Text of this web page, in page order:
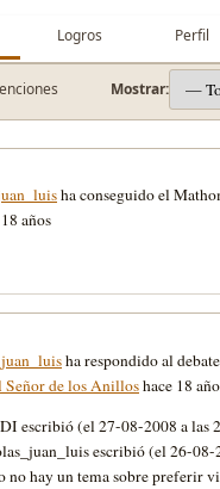
Logros Perfil
Mostrar:
ha conseguido el
años
ha respondido al debate
Señor de los Anilloshace 18
escribió (el 27-08-2008 a las
escribió (el 26-08-
no hay un tema sobre preferir